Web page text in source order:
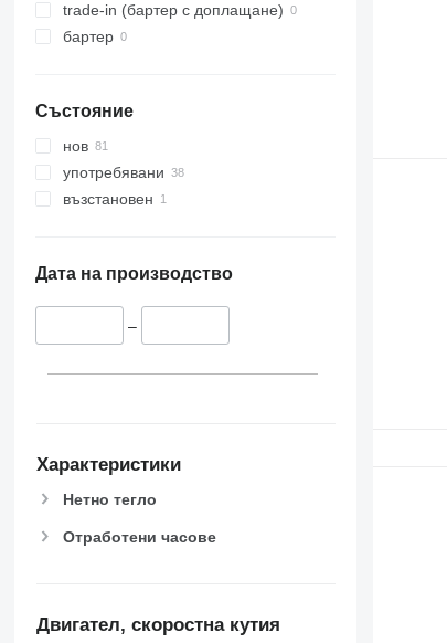
trade-in (бартер с доплащане)
бартер
Състояние
нов
употребявани
възстановен
Дата на производство
–
Характеристики
Нетно тегло
Отработени часове
Двигател, скоростна кутия